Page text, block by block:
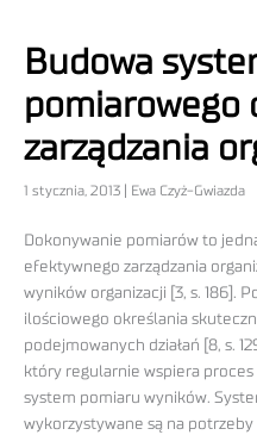
Budowa
pomiarowego
zarządzania
1 stycznia, 2013 | Ewa Czyż-Gwiazda
Dokonywanie pomiarów to
efektywnego zarządzania
wyników organizacji [3, s. 186].
ilościowego określania
podejmowanych działań [8, s.
który regularnie wspiera
system pomiaru wyników.
wykorzystywane są na